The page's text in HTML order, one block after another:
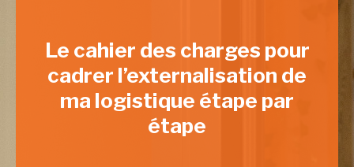
Le cahier des charges pour
cadrer l’externalisation de
ma logistique étape par
étape